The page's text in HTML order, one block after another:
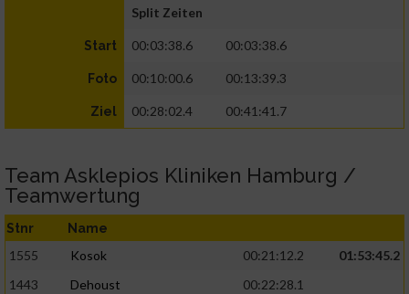
Split Zeiten
Start 00:03:38.6 00:03:38.6
Foto 00:10:00.6 00:13:39.3
Ziel 00:28:02.4 00:41:41.7
Team Asklepios Kliniken Hamburg /
Teamwertung
Stnr Name
1555 Kosok 00:21:12.2
01:53:45.2
1443
Dehoust
00:22:28.1